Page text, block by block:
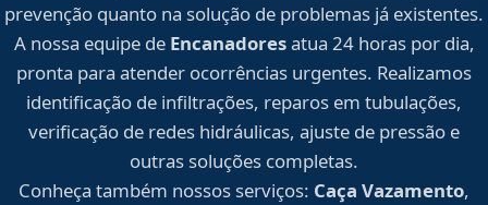
prevenção quanto na solução de problemas já existentes.
A nossa equipe de Encanadoresatua 24 horas por dia,
pronta para atender ocorrências urgentes. Realizamos
identificação de infiltrações, reparos em tubulações,
verificação de redes hidráulicas, ajuste de pressão e
outras soluções completas.
Conheça também nossos serviços: Caça Vazamento,